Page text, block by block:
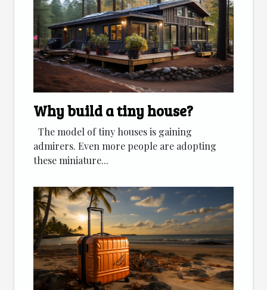
Why build a tiny house?
The model of tiny houses is gaining
admirers. Even more people are adopting
these miniature...